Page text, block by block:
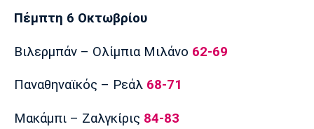
Πέμπτη 6 Οκτωβρίου
Βιλερμπάν – Ολίμπια Μιλάνο 62-69
Παναθηναϊκός – Ρεάλ 68-71
Μακάμπι – Ζαλγκίρις 84-83